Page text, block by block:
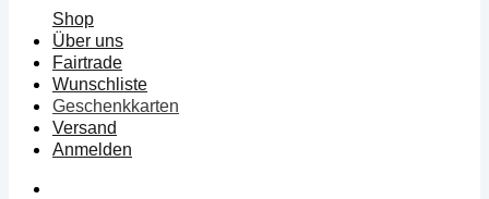
Shop
Über uns
Fairtrade
Wunschliste
Geschenkkarten
Versand
Anmelden